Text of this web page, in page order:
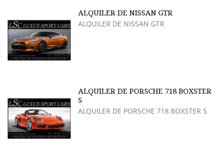
ALQUILER DE NISSAN GTR
ALQUILER DE NISSAN GTR
ALQUILER DE PORSCHE 718 BOXSTER
S
ALQUILER DE PORSCHE 718 BOXSTER S